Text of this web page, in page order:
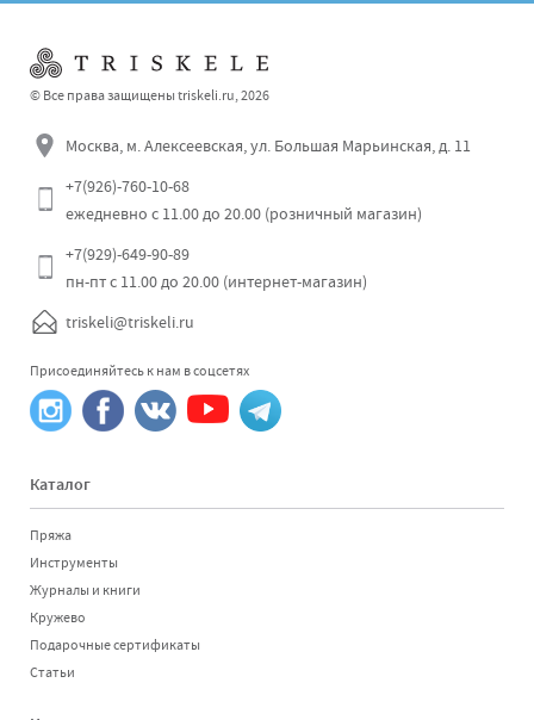
© Все права защищены triskeli.ru, 2026
Москва, м. Алексеевская, ул. Большая Марьинская, д. 11
+7(926)-760-10-68
ежедневно с 11.00 до 20.00 (розничный магазин)
+7(929)-649-90-89
пн-пт с 11.00 до 20.00 (интернет-магазин)
triskeli@triskeli.ru
Присоединяйтесь к нам в соцсетях
Каталог
Пряжа
Инструменты
Журналы и книги
Кружево
Подарочные сертификаты
Статьи